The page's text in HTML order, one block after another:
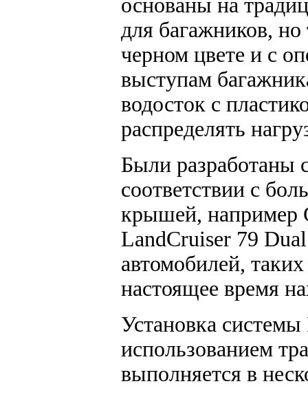
основаны на
для багажников,
черном цвете и с
выступам
водосток с
распределять
Были разработаны
соответствии с
крышей, например
LandCruiser 79
автомобилей,
настоящее время
Установка
использованием
выполняется в